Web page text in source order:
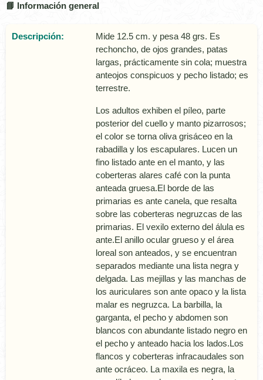
📘 Información general
Descripción:
Mide 12.5 cm. y pesa 48 grs. Es
rechoncho, de ojos grandes, patas
largas, prácticamente sin cola; muestra
anteojos conspicuos y pecho listado; es
terrestre.
Los adultos exhiben el pí­leo, parte
posterior del cuello y manto pizarrosos;
el color se torna oliva grisáceo en la
rabadilla y los escapulares. Lucen un
fino listado ante en el manto, y las
coberteras alares café con la punta
anteada gruesa.El borde de las
primarias es ante canela, que resalta
sobre las coberteras negruzcas de las
primarias. El vexilo externo del álula es
ante.El anillo ocular grueso y el área
loreal son anteados, y se encuentran
separados mediante una lista negra y
delgada. Las mejillas y las manchas de
los auriculares son ante opaco y la lista
malar es negruzca. La barbilla, la
garganta, el pecho y abdomen son
blancos con abundante listado negro en
el pecho y anteado hacia los lados.Los
flancos y coberteras infracaudales son
ante ocráceo. La maxila es negra, la